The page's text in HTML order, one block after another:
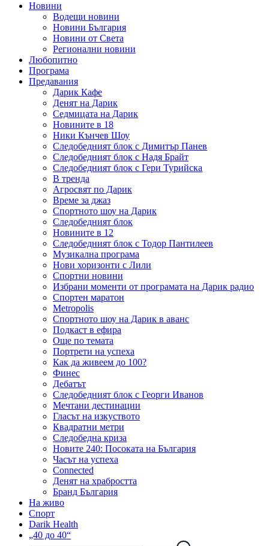
Новини
Водещи новини
Новини България
Новини от Света
Регионални новини
Любопитно
Програма
Предавания
Дарик Кафе
Денят на Дарик
Седмицата на Дарик
Новините в 18
Ники Кънчев Шоу
Следобедният блок с Димитър Панев
Следобедният блок с Надя Брайт
Следобедният блок с Гери Турийска
В тренда
Агросвят по Дарик
Време за джаз
Спортното шоу на Дарик
Следобедният блок
Новините в 12
Следобедният блок с Тодор Пантилеев
Музикална програма
Нови хоризонти с Лили
Спортни новини
Избрани моменти от програмата на Дарик радио
Спортен маратон
Metropolis
Спортното шоу на Дарик в аванс
Подкаст в ефира
Още по темата
Портрети на успеха
Как да живеем до 100?
Финес
Дебатът
Следобедният блок с Георги Иванов
Мечтани дестинации
Гласът на изкуството
Квадратни метри
Следобедна криза
Новите 240: Посоката на България
Часът на успеха
Connected
Денят на храбростта
Бранд България
На живо
Спорт
Darik Health
„40 до 40“